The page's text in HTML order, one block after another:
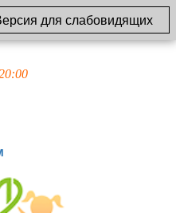
для слабовидящих